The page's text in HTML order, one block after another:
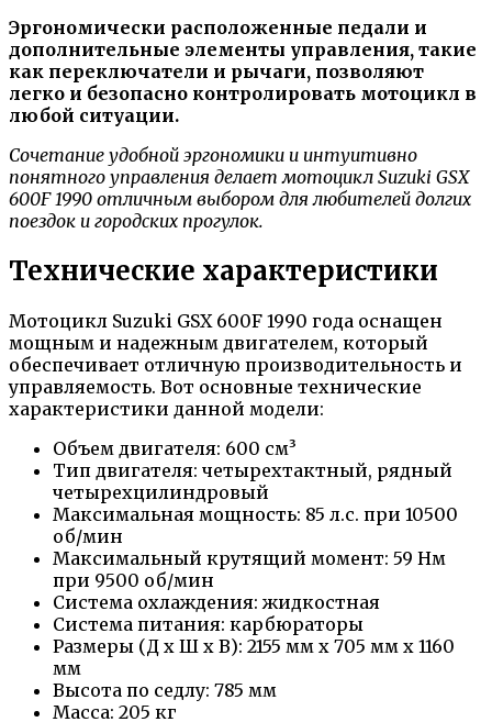
Эргономически расположенные педали и
дополнительные элементы управления, такие
как переключатели и рычаги, позволяют
легко и безопасно контролировать мотоцикл в
любой ситуации.
Сочетание удобной эргономики и интуитивно
понятного управления делает мотоцикл Suzuki GSX
600F 1990 отличным выбором для любителей долгих
поездок и городских прогулок.
Технические характеристики
Мотоцикл Suzuki GSX 600F 1990 года оснащен
мощным и надежным двигателем, который
обеспечивает отличную производительность и
управляемость. Вот основные технические
характеристики данной модели:
Объем двигателя: 600 см³
Тип двигателя: четырехтактный, рядный
четырехцилиндровый
Максимальная мощность: 85 л.с. при 10500
об/мин
Максимальный крутящий момент: 59 Нм
при 9500 об/мин
Система охлаждения: жидкостная
Система питания: карбюраторы
Размеры (Д х Ш х В): 2155 мм х 705 мм х 1160
мм
Высота по седлу: 785 мм
Масса: 205 кг